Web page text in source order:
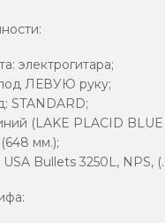
электрогитара;
ЛЕВУЮ руку;
STANDARD;
(LAKE PLACID BLUE
мм.);
Bullets 3250L, NPS,